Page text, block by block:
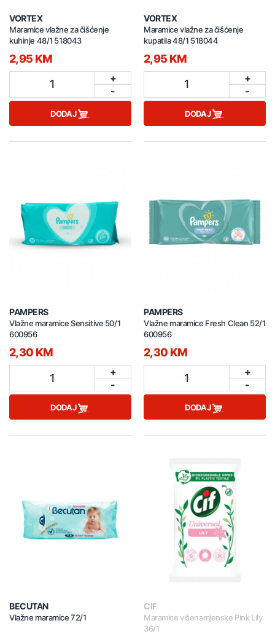
VORTEX
Maramice vlažne za čišćenje
kuhinje 48/1 518043
2,95 KM
1
+
-
DODAJ
VORTEX
Maramice vlažne za čišćenje
kupatila 48/1 518044
2,95 KM
1
+
-
DODAJ
PAMPERS
Vlažne maramice Sensitive 50/1
600956
2,30 KM
1
+
-
DODAJ
PAMPERS
Vlažne maramice Fresh Clean 52/1
600956
2,30 KM
1
+
-
DODAJ
BECUTAN
Vlažne maramice 72/1
CIF
Maramice višenamjenske Pink Lily
36/1